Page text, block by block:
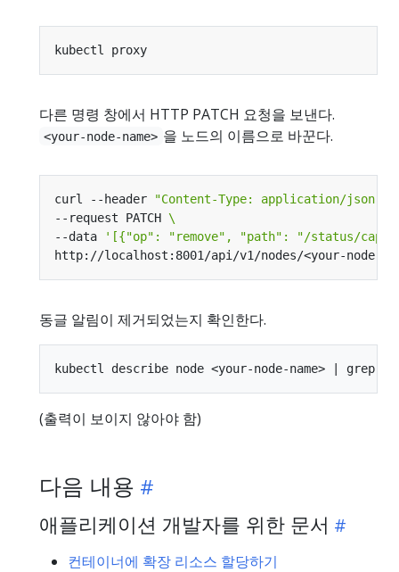
다른 명령 창에서 HTTP PATCH 요청을 보낸다.
<your-node-name> 을 노드의 이름으로 바꾼다.
curl --header
"Content-Type: application/json-
--request PATCH
--data
'[{"op": "remove", "path": "/status/
동글 알림이 제거되었는지 확인한다.
(출력이 보이지 않아야 함)
다음 내용
애플리케이션 개발자를 위한 문서
컨테이너에 확장 리소스 할당하기